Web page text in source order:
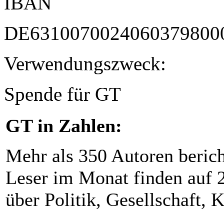
Verwendungszweck:
Spende für GT
GT in Zahlen:
Mehr als 350 Autoren
Leser im Monat finden auf
über Politik, Gesellschaft,